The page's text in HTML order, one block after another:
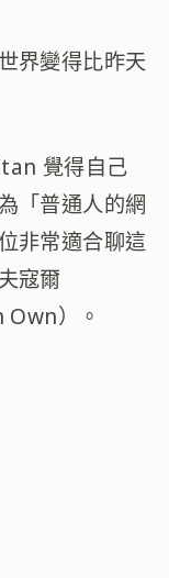
界變得比昨天
覺得自己
「普通人的網
非常適合聊這
寇爾
Own）。